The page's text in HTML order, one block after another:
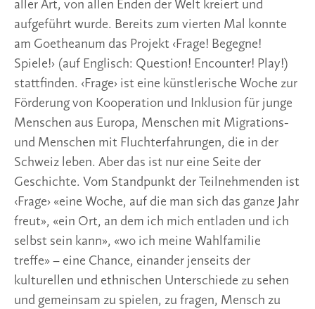
aller Art, von allen Enden der Welt kreiert und
aufgeführt wurde. Bereits zum vierten Mal konnte
am Goetheanum das Projekt ‹Frage! Begegne!
Spiele!› (auf Englisch: Question! Encounter! Play!)
stattfinden. ‹Frage› ist eine künstlerische Woche zur
Förderung von Kooperation und Inklusion für junge
Menschen aus Europa, Menschen mit Migrations-
und Menschen mit Fluchterfahrungen, die in der
Schweiz leben. Aber das ist nur eine Seite der
Geschichte. Vom Standpunkt der Teilnehmenden ist
‹Frage› «eine Woche, auf die man sich das ganze Jahr
freut», «ein Ort, an dem ich mich entladen und ich
selbst sein kann», «wo ich meine Wahlfamilie
treffe» – eine Chance, einander jenseits der
kulturellen und ethnischen Unterschiede zu sehen
und gemeinsam zu spielen, zu fragen, Mensch zu